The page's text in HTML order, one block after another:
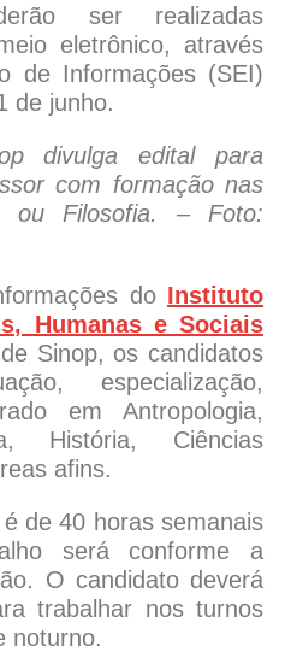
ser realizadas
eletrônico, através
de Informações (SEI)
de junho.
divulga edital para
com formação nas
ou Filosofia. – Foto:
do Instituto
Humanas e Sociais
Sinop, os candidatos
especialização,
em Antropologia,
História, Ciências
afins.
de 40 horas semanais
será conforme a
O candidato deverá
trabalhar nos turnos
noturno.